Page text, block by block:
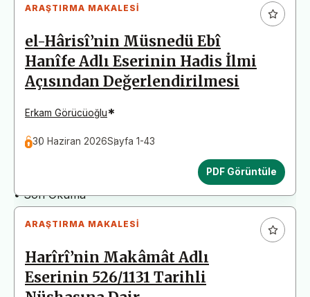
başvurular değerlendirme aşamasına alınmadan iade
edilecektir. Bu nedenle çalışmalarınızı yüklemeden
önce çalışmanızın yazım kurallarına uygun olarak
düzenlendiğinden emin olunuz.
Yayın İnceleme Süreci (Yaklaşık 130 Gün)
• Editör İncelemesi
• Şekilsel ve Etik Ön İnceleme
• Son Okuma
ARAŞTIRMA MAKALESI
el-Hârisî’nin Müsnedü Ebî
Hanîfe Adlı Eserinin Hadis İlmi
Açısından Değerlendirilmesi
Erkam Görücüoğlu*
30 Haziran 2026Sayfa 1-43
PDF Görüntüle
ARAŞTIRMA MAKALESI
Harîrî’nin Makâmât Adlı
Eserinin 526/1131 Tarihli